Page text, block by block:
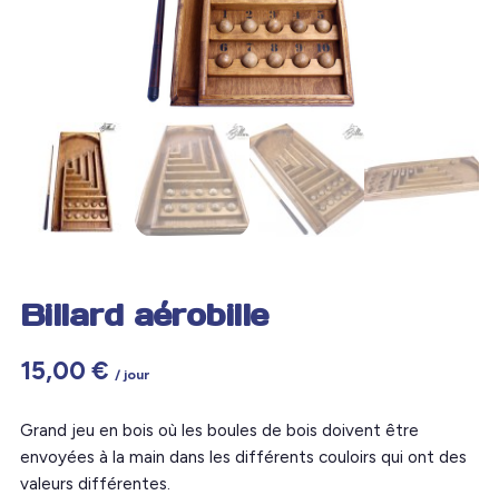
Billard aérobille
15,00 € / jour
Grand jeu en bois où les boules de bois doivent être
envoyées à la main dans les différents couloirs qui ont des
valeurs différentes.